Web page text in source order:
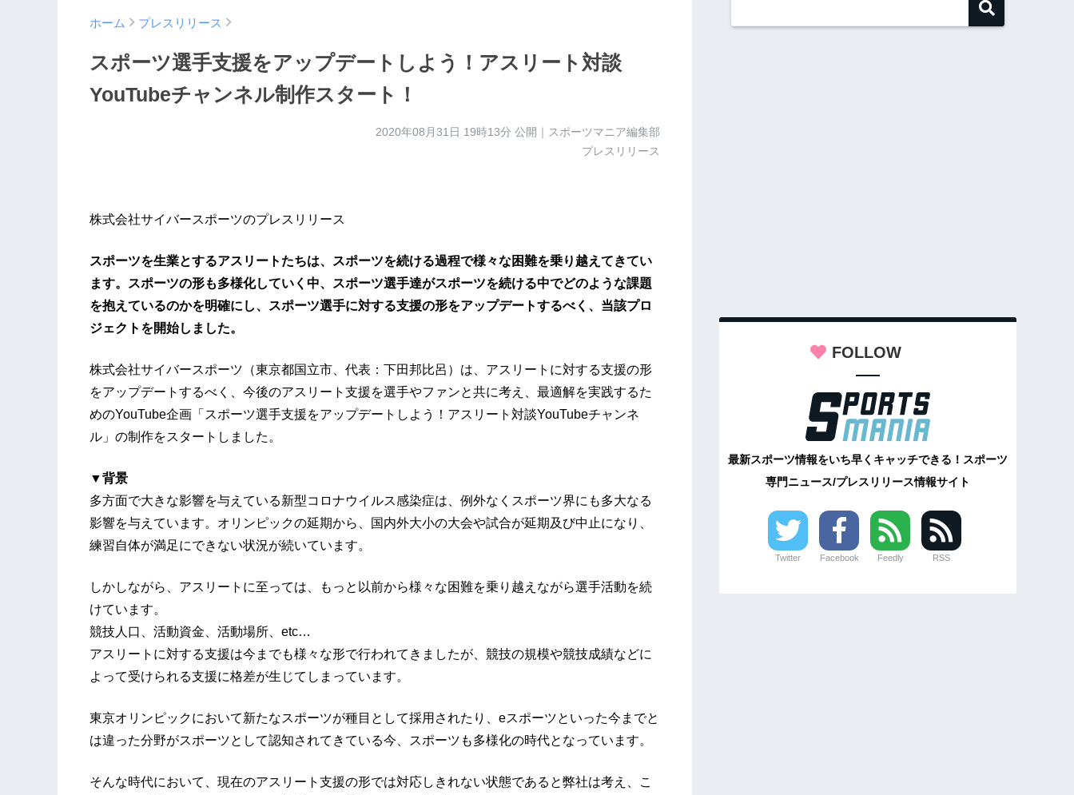
ホーム プレスリリース
スポーツ選手支援をアップデートしよう！アスリート対談
YouTubeチャンネル制作スタート！
2020年08月31日 19時13分 公開｜スポーツマニア編集部
プレスリリース
株式会社サイバースポーツのプレスリリース
スポーツを生業とするアスリートたちは、スポーツを続ける過程で様々な困難を乗り越えてきてい
ます。スポーツの形も多様化していく中、スポーツ選手達がスポーツを続ける中でどのような課題
を抱えているのかを明確にし、スポーツ選手に対する支援の形をアップデートするべく、当該プロ
ジェクトを開始しました。
株式会社サイバースポーツ（東京都国立市、代表：下田邦比呂）は、アスリートに対する支援の形
をアップデートするべく、今後のアスリート支援を選手やファンと共に考え、最適解を実践するた
めのYouTube企画「スポーツ選手支援をアップデートしよう！アスリート対談YouTubeチャンネ
ル」の制作をスタートしました。
▼背景
多方面で大きな影響を与えている新型コロナウイルス感染症は、例外なくスポーツ界にも多大なる
影響を与えています。オリンピックの延期から、国内外大小の大会や試合が延期及び中止になり、
練習自体が満足にできない状況が続いています。
しかしながら、アスリートに至っては、もっと以前から様々な困難を乗り越えながら選手活動を続
けています。
競技人口、活動資金、活動場所、etc…
アスリートに対する支援は今までも様々な形で行われてきましたが、競技の規模や競技成績などに
よって受けられる支援に格差が生じてしまっています。
東京オリンピックにおいて新たなスポーツが種目として採用されたり、eスポーツといった今までと
は違った分野がスポーツとして認知されてきている今、スポーツも多様化の時代となっています。
そんな時代において、現在のアスリート支援の形では対応しきれない状態であると弊社は考え、こ
FOLLOW
最新スポーツ情報をいち早くキャッチできる！スポーツ
専門ニュース/プレスリリース情報サイト
Twitter Facebook Feedly RSS